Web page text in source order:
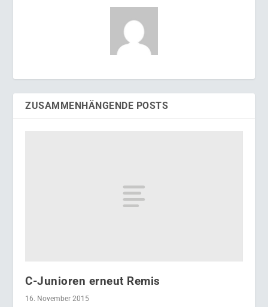
ZUSAMMENHÄNGENDE POSTS
C-Junioren erneut Remis
16. November 2015